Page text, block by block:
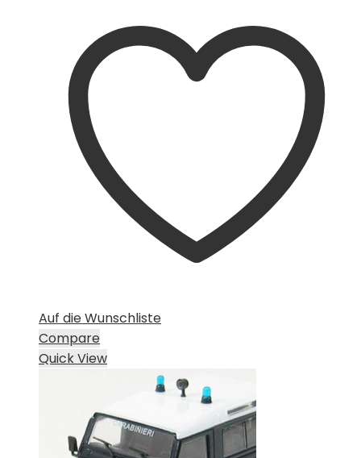
Auf die Wunschliste
Compare
Quick View